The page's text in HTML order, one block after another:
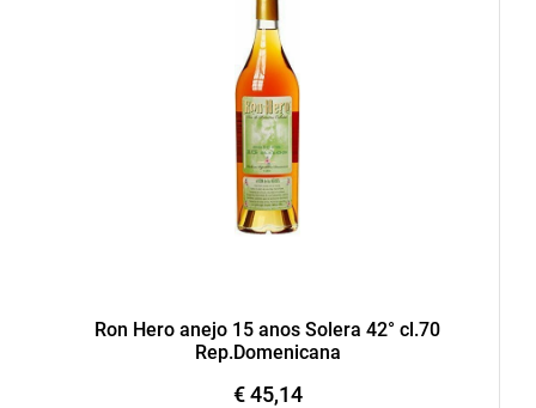
Ron Hero anejo 15 anos Solera 42° cl.70
Rep.Domenicana
€ 45,14